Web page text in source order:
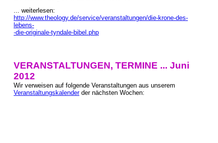
... weiterlesen:
http://www.theology.de/service/veranstaltungen/die-krone-des-
lebens-
-die-originale-tyndale-bibel.php
VERANSTALTUNGEN, TERMINE ... Juni
2012
Wir verweisen auf folgende Veranstaltungen aus unserem
Veranstaltungskalenderder nächsten Wochen: